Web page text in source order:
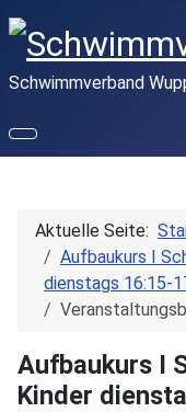
Schwimmverband
Aktuelle Seite:
Aufbaukurs I
dienstags 16:15-
Aufbaukurs I
Kinder